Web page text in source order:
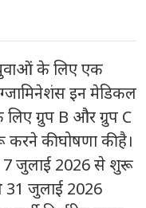
के लिए एक
इन मेडिकल
ग्रुप B और ग्रुप C
करने की घोषणा की है।
जुलाई 2026 से शुरू
31 जुलाई 2026